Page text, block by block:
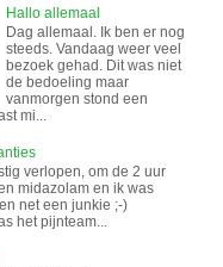
Hallo allemaal
Dag allemaal. Ik ben er nog
steeds. Vandaag weer veel
bezoek gehad. Dit was niet
de bedoeling maar
vanmorgen stond een
mi...
verlopen, om de 2 uur
midazolam en ik was
net een junkie ;-)
het pijnteam...